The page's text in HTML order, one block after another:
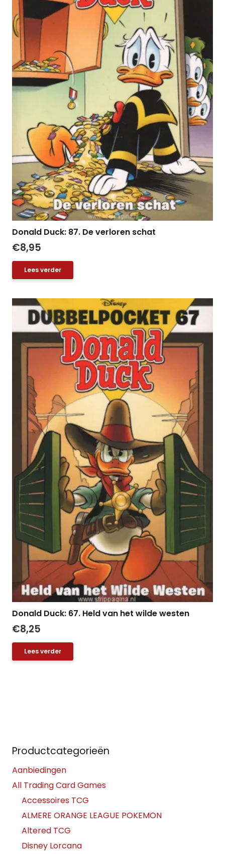
Donald Duck: 87. De verloren schat
€8,95
Lees verder
Donald Duck: 67. Held van het wilde westen
€8,25
Lees verder
Productcategorieën
Aanbiedingen
All Trading Card Games
Accessoires TCG
ALMERE ORANGE LEAGUE POKEMON
Altered TCG
Disney Lorcana